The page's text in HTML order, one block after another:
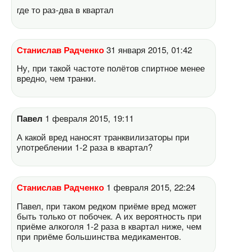
где то раз-два в квартал
Станислав Радченко 31 января 2015, 01:42
Ну, при такой частоте полётов спиртное менее
вредно, чем транки.
Павел 1 февраля 2015, 19:11
А какой вред наносят транквилизаторы при
употреблении 1-2 раза в квартал?
Станислав Радченко 1 февраля 2015, 22:24
Павел, при таком редком приёме вред может
быть только от побочек. А их вероятность при
приёме алкоголя 1-2 раза в квартал ниже, чем
при приёме большинства медикаментов.